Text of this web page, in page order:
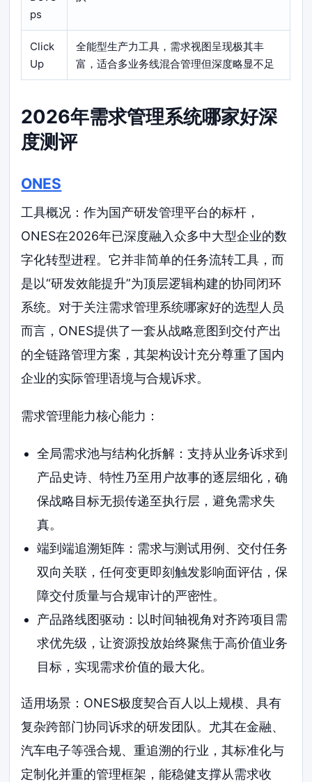
ps
Click
Up
全能型生产力工具，需求视图呈现极其丰
富，适合多业务线混合管理但深度略显不足
2026年需求管理系统哪家好深
度测评
ONES
工具概况：作为国产研发管理平台的标杆，
ONES在2026年已深度融入众多中大型企业的数
字化转型进程。它并非简单的任务流转工具，而
是以“研发效能提升”为顶层逻辑构建的协同闭环
系统。对于关注需求管理系统哪家好的选型人员
而言，ONES提供了一套从战略意图到交付产出
的全链路管理方案，其架构设计充分尊重了国内
企业的实际管理语境与合规诉求。
需求管理能力核心能力：
全局需求池与结构化拆解：支持从业务诉求到
产品史诗、特性乃至用户故事的逐层细化，确
保战略目标无损传递至执行层，避免需求失
真。
端到端追溯矩阵：需求与测试用例、交付任务
双向关联，任何变更即刻触发影响面评估，保
障交付质量与合规审计的严密性。
产品路线图驱动：以时间轴视角对齐跨项目需
求优先级，让资源投放始终聚焦于高价值业务
目标，实现需求价值的最大化。
适用场景：ONES极度契合百人以上规模、具有
复杂跨部门协同诉求的研发团队。尤其在金融、
汽车电子等强合规、重追溯的行业，其标准化与
定制化并重的管理框架，能稳健支撑从需求收